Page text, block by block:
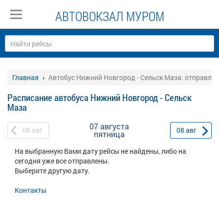
АВТОВОКЗАЛ МУРОМ
Главная Автобус Нижний Новгород - Сельск Маза:
Расписание автобуса Нижний Новгород - Сельск
Маза
06 авг 07 августа
пятница 08 авг
На выбранную Вами дату рейсы не найдены, либо на
сегодня уже все отправлены.
Выберите другую дату.
Контакты